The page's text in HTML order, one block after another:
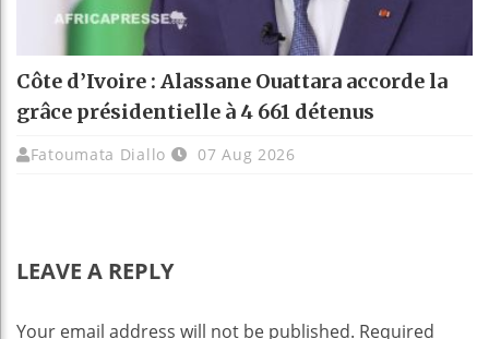
Côte d’Ivoire : Alassane Ouattara accorde la
grâce présidentielle à 4 661 détenus
Fatoumata Diallo 07 Aug 2026
LEAVE A REPLY
Your email address will not be published. Required